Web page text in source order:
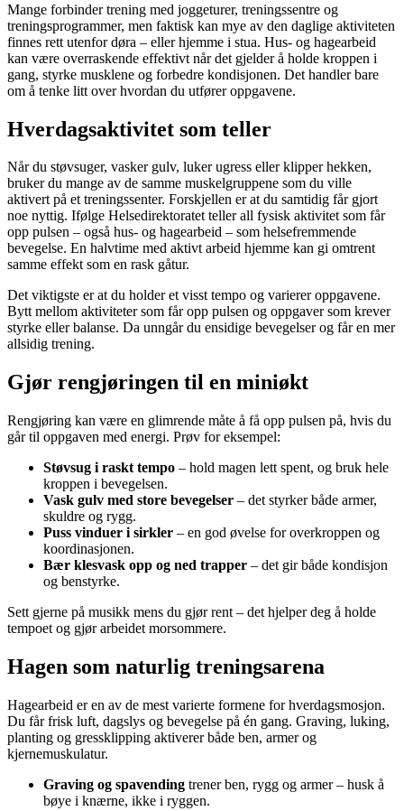
Mange forbinder trening med joggeturer, treningssentre og
treningsprogrammer, men faktisk kan mye av den daglige aktiviteten
finnes rett utenfor døra – eller hjemme i stua. Hus- og hagearbeid
kan være overraskende effektivt når det gjelder å holde kroppen i
gang, styrke musklene og forbedre kondisjonen. Det handler bare
om å tenke litt over hvordan du utfører oppgavene.
Hverdagsaktivitet som teller
Når du støvsuger, vasker gulv, luker ugress eller klipper hekken,
bruker du mange av de samme muskelgruppene som du ville
aktivert på et treningssenter. Forskjellen er at du samtidig får gjort
noe nyttig. Ifølge Helsedirektoratet teller all fysisk aktivitet som får
opp pulsen – også hus- og hagearbeid – som helsefremmende
bevegelse. En halvtime med aktivt arbeid hjemme kan gi omtrent
samme effekt som en rask gåtur.
Det viktigste er at du holder et visst tempo og varierer oppgavene.
Bytt mellom aktiviteter som får opp pulsen og oppgaver som krever
styrke eller balanse. Da unngår du ensidige bevegelser og får en mer
allsidig trening.
Gjør rengjøringen til en miniøkt
Rengjøring kan være en glimrende måte å få opp pulsen på, hvis du
går til oppgaven med energi. Prøv for eksempel:
Støvsug i raskt tempo – hold magen lett spent, og bruk hele
kroppen i bevegelsen.
Vask gulv med store bevegelser – det styrker både armer,
skuldre og rygg.
Puss vinduer i sirkler – en god øvelse for overkroppen og
koordinasjonen.
Bær klesvask opp og ned trapper – det gir både kondisjon
og benstyrke.
Sett gjerne på musikk mens du gjør rent – det hjelper deg å holde
tempoet og gjør arbeidet morsommere.
Hagen som naturlig treningsarena
Hagearbeid er en av de mest varierte formene for hverdagsmosjon.
Du får frisk luft, dagslys og bevegelse på én gang. Graving, luking,
planting og gressklipping aktiverer både ben, armer og
kjernemuskulatur.
Graving og spavending trener ben, rygg og armer – husk å
bøye i knærne, ikke i ryggen.